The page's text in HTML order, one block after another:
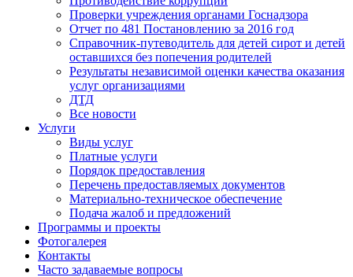
Проверки учреждения органами Госнадзора
Отчет по 481 Постановлению за 2016 год
Справочник-путеводитель для детей сирот и детей
оставшихся без попечения родителей
Результаты независимой оценки качества оказания
услуг организациями
ДТД
Все новости
Услуги
Виды услуг
Платные услуги
Порядок предоставления
Перечень предоставляемых документов
Материально-техническое обеспечение
Подача жалоб и предложений
Программы и проекты
Фотогалерея
Контакты
Часто задаваемые вопросы